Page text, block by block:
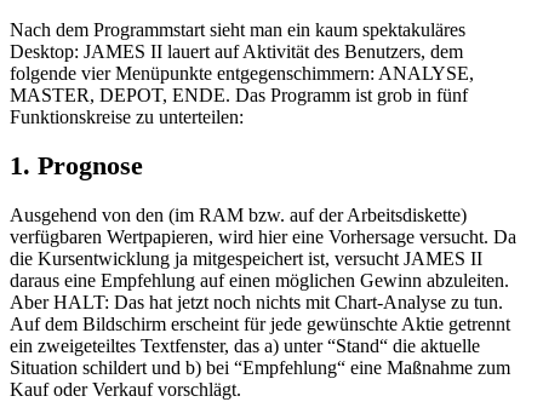
Nach dem Programmstart sieht man ein kaum spektakuläres
Desktop: JAMES II lauert auf Aktivität des Benutzers, dem
folgende vier Menüpunkte entgegenschimmern: ANALYSE,
MASTER, DEPOT, ENDE. Das Programm ist grob in fünf
Funktionskreise zu unterteilen:
1. Prognose
Ausgehend von den (im RAM bzw. auf der Arbeitsdiskette)
verfügbaren Wertpapieren, wird hier eine Vorhersage versucht. Da
die Kursentwicklung ja mitgespeichert ist, versucht JAMES II
daraus eine Empfehlung auf einen möglichen Gewinn abzuleiten.
Aber HALT: Das hat jetzt noch nichts mit Chart-Analyse zu tun.
Auf dem Bildschirm erscheint für jede gewünschte Aktie getrennt
ein zweigeteiltes Textfenster, das a) unter “Stand“ die aktuelle
Situation schildert und b) bei “Empfehlung“ eine Maßnahme zum
Kauf oder Verkauf vorschlägt.